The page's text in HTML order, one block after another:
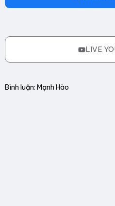
LIVE
Bình luận: Mạnh Hào